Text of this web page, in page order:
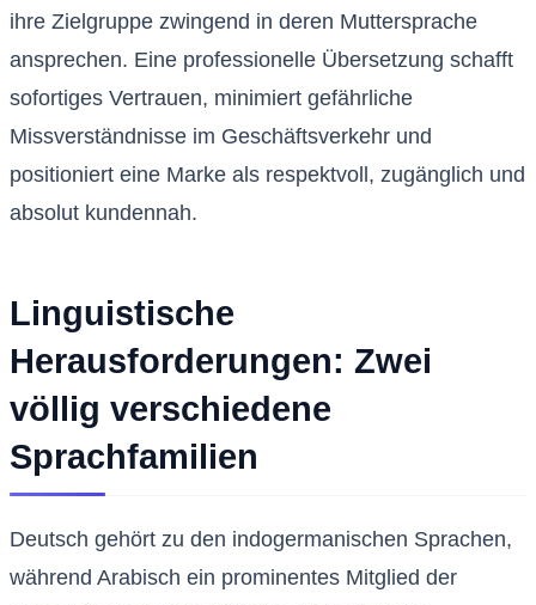
ihre Zielgruppe zwingend in deren Muttersprache
ansprechen. Eine professionelle Übersetzung schafft
sofortiges Vertrauen, minimiert gefährliche
Missverständnisse im Geschäftsverkehr und
positioniert eine Marke als respektvoll, zugänglich und
absolut kundennah.
Linguistische
Herausforderungen: Zwei
völlig verschiedene
Sprachfamilien
Deutsch gehört zu den indogermanischen Sprachen,
während Arabisch ein prominentes Mitglied der